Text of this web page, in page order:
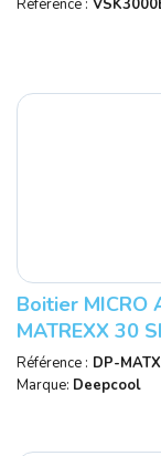
Référence :
Boitier MICRO
MATREXX 30
MATX-
Référence : DP-
Marque: Deepcool